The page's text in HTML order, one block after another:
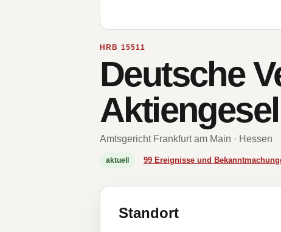
HRB 15511
Deutsche
Amtsgericht Frankfurt am Main · Hessen
aktuell 99 Ereignisse und
Standort